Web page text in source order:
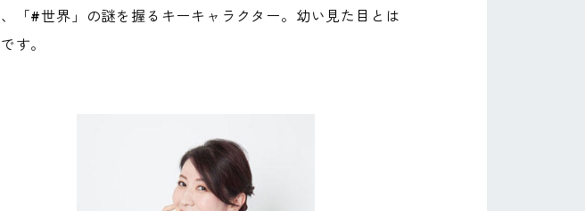
「#世界」の謎を握るキーキャラクター。幼い見た目とは
す。